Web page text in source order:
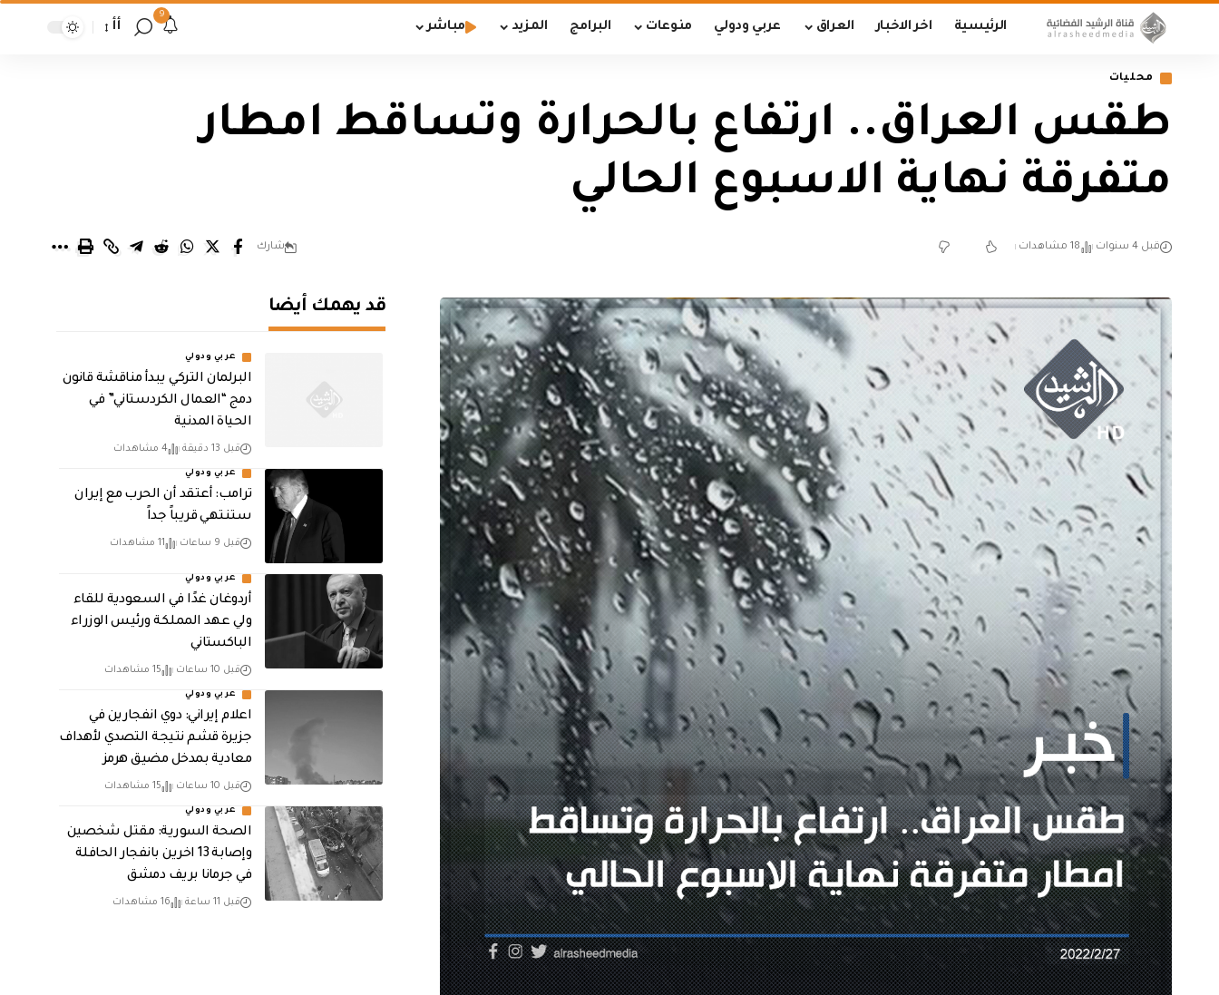
الرئيسية اخر الاخبار العراق عربي ودولي منوعات البرامج المزيد مباشر
9
أأ
محليات
طقس العراق.. ارتفاع بالحرارة وتساقط امطار
متفرقة نهاية الاسبوع الحالي
قبل 4 سنوات 18 مشاهدات شارك
قد يهمك أيضا
عربي ودولي
البرلمان التركي يبدأ مناقشة قانون
دمج “العمال الكردستاني” في
الحياة المدنية
قبل 13 دقيقة 4 مشاهدات
عربي ودولي
‏ترامب: أعتقد أن الحرب مع إيران
ستنتهي قريباً جداً
قبل 9 ساعات 11 مشاهدات
عربي ودولي
أردوغان غدًا في السعودية للقاء
ولي عهد المملكة ورئيس الوزراء
الباكستاني
قبل 10 ساعات 15 مشاهدات
عربي ودولي
اعلام إيراني: دوي انفجارين في
جزيرة قشم نتيجة التصدي لأهداف
معادية بمدخل مضيق هرمز
قبل 10 ساعات 15 مشاهدات
عربي ودولي
الصحة السورية: مقتل شخصين
وإصابة 13 اخرين بانفجار الحافلة
في جرمانا بريف دمشق
قبل 11 ساعة 16 مشاهدات